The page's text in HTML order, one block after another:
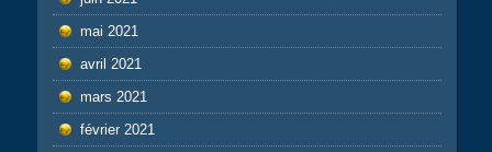
mai 2021
avril 2021
mars 2021
février 2021